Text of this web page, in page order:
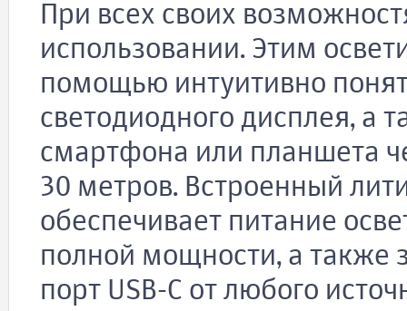
При всех своих
использовании. Этим
помощью интуитивно
светодиодного дисплея,
смартфона или планшета
30 метров. Встроенный
обеспечивает питание
полной мощности, а также
порт USB-C от любого